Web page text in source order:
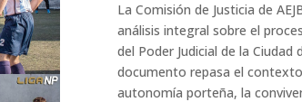
La Comisión de Justicia de
análisis integral sobre el
del Poder Judicial de la Ciudad
documento repasa el
autonomía porteña, la